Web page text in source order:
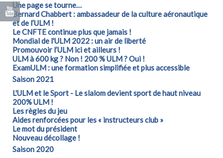
Une page se tourne…
Bernard Chabbert : ambassadeur de la culture aéronautique
et de l’ULM !
Le CNFTE continue plus que jamais !
Mondial de l'ULM 2022 : un air de liberté
Promouvoir l’ULM ici et ailleurs !
ULM à 600 kg ? Non ! 200 % ULM ? Oui !
ExamULM : une formation simplifiée et plus accessible
Saison 2021
L'ULM et le Sport - Le slalom devient sport de haut niveau
200% ULM !
Les règles du jeu
Aides renforcées pour les « instructeurs club »
Le mot du président
Nouveau décollage !
Saison 2020